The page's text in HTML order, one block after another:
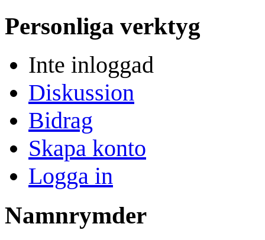
Personliga verktyg
Inte inloggad
Diskussion
Bidrag
Skapa konto
Logga in
Namnrymder